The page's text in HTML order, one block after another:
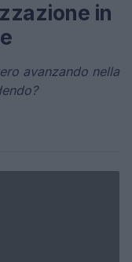
in
avanzando nella